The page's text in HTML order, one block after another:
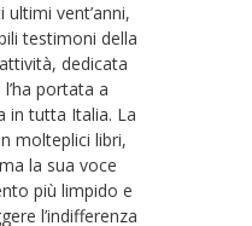
vent’anni,
testimoni della
dedicata
portata a
in tutta Italia. La
molteplici libri,
la sua voce
più limpido e
l’indifferenza